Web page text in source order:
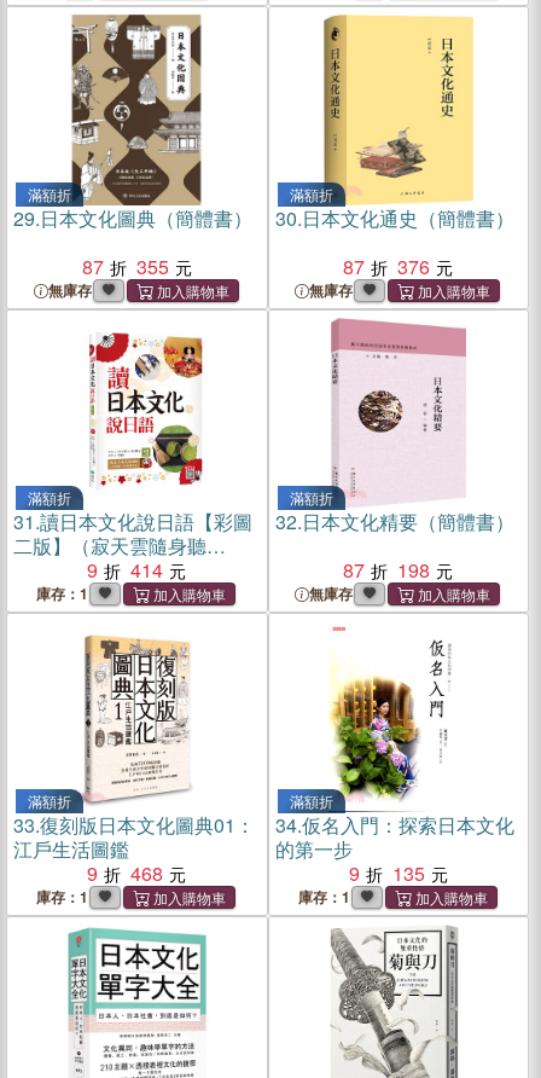
滿額折
29.日本文化圖典（簡體書）
87
355
無庫存
滿額折
30.日本文化通史（簡體書）
87
376
無庫存
滿額折
31.讀日本文化說日語【彩圖
二版】（寂天雲隨身聽
9 414
庫存：1
滿額折
32.日本文化精要（簡體書）
87
198
無庫存
滿額折
33.復刻版日本文化圖典01：
江戶生活圖鑑
9
468
庫存：1
滿額折
34.仮名入門：探索日本文化
的第一步
9
135
庫存：1